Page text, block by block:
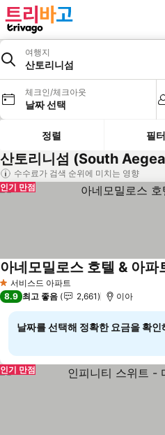
여행지
산토리니섬
체크인/체크아웃
날짜 선택
정렬 필터
산토리니섬 (South
수수료가 검색 순위에 미치는 영향
인기 만점
1 성급서비스드 아파트
아네모밀로스 호텔 & 아파
8.9 최고 좋음 2,661 이아
날짜를 선택해 정확한 요금을 확인
인기 만점